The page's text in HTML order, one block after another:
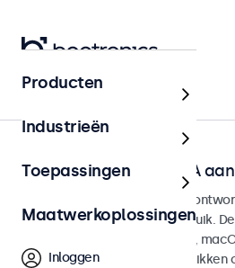
Home
Touchscreens met VGA
VGA Touchscreen monitoren
toepassingen en continu gebruik.
zijn compatible met Windows,
besturingssystemen en beschikken
Producten
Industrieën
Toepassingen
Maatwerkoplossingen
Inloggen